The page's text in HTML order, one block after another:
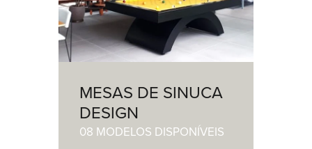
MESAS DE SINUCA
DESIGN
08 MODELOS DISPONÍVEIS